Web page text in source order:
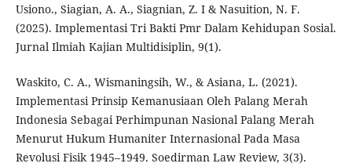
Usiono., Siagian, A. A., Siagnian, Z. I & Nasuition, N. F.
(2025). Implementasi Tri Bakti Pmr Dalam Kehidupan Sosial.
Jurnal Ilmiah Kajian Multidisiplin, 9(1).
Waskito, C. A., Wismaningsih, W., & Asiana, L. (2021).
Implementasi Prinsip Kemanusiaan Oleh Palang Merah
Indonesia Sebagai Perhimpunan Nasional Palang Merah
Menurut Hukum Humaniter Internasional Pada Masa
Revolusi Fisik 1945–1949. Soedirman Law Review, 3(3).